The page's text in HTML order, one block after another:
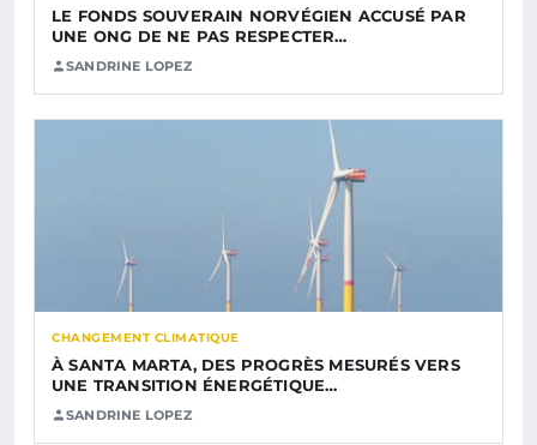
LE FONDS SOUVERAIN NORVÉGIEN ACCUSÉ PAR
UNE ONG DE NE PAS RESPECTER…
SANDRINE LOPEZ
CHANGEMENT CLIMATIQUE
À SANTA MARTA, DES PROGRÈS MESURÉS VERS
UNE TRANSITION ÉNERGÉTIQUE…
SANDRINE LOPEZ